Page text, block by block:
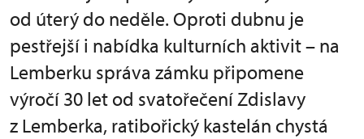
od úterý do neděle. Oproti dubnu je
pestřejší i nabídka kulturních aktivit – na
Lemberku správa zámku připomene
výročí 30 let od svatořečení Zdislavy
z Lemberka, ratibořický kastelán chystá